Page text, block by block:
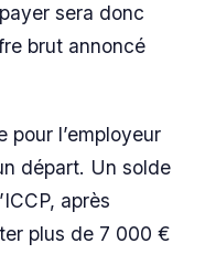
sera donc
brut annoncé
pour l’employeur
départ. Un solde
après
plus de 7 000 €